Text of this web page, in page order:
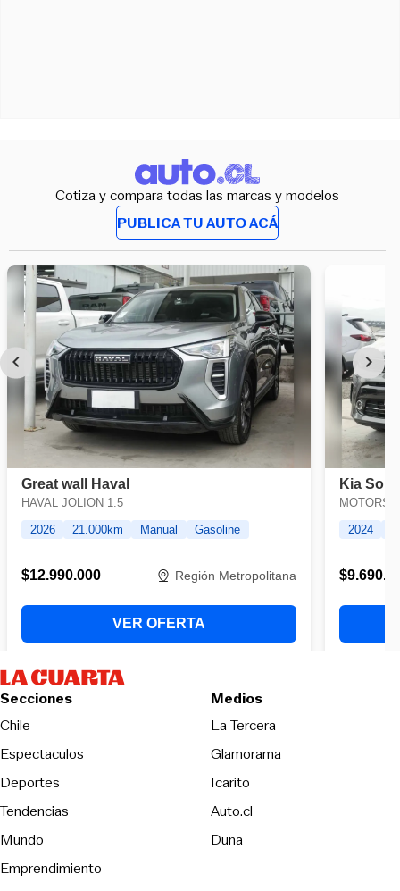
Cotiza y compara todas las marcas y modelos
PUBLICA TU AUTO ACÁ
Secciones
Chile
Espectaculos
Deportes
Tendencias
Mundo
Emprendimiento
Medios
La TerceraOpens in new
Glamorama
Icarito
Auto.cl
DunaOpens in new window